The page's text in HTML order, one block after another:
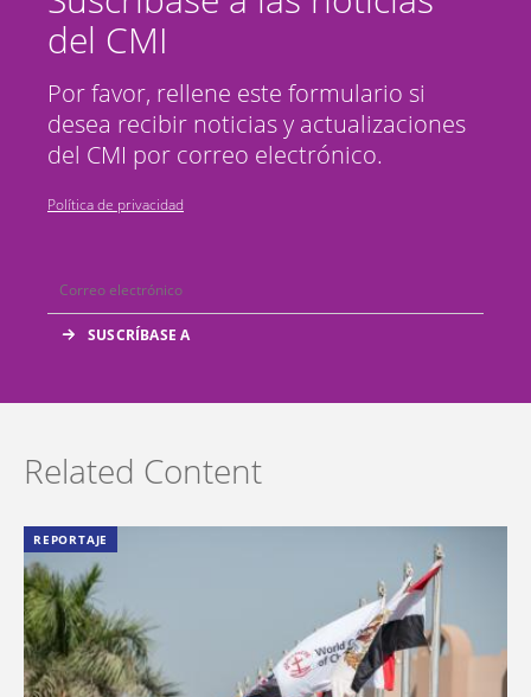
del CMI
Por favor, rellene este formulario si
desea recibir noticias y actualizaciones
del CMI por correo electrónico.
Política de privacidad
Related Content
REPORTAJE